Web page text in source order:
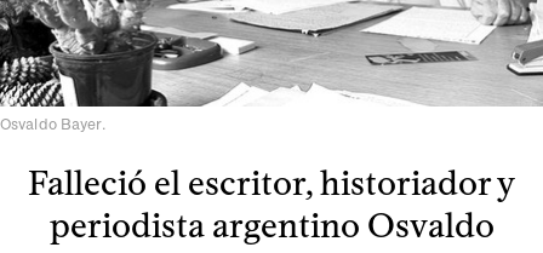
Osvaldo Bayer.
Falleció el escritor, historiador y
periodista argentino Osvaldo